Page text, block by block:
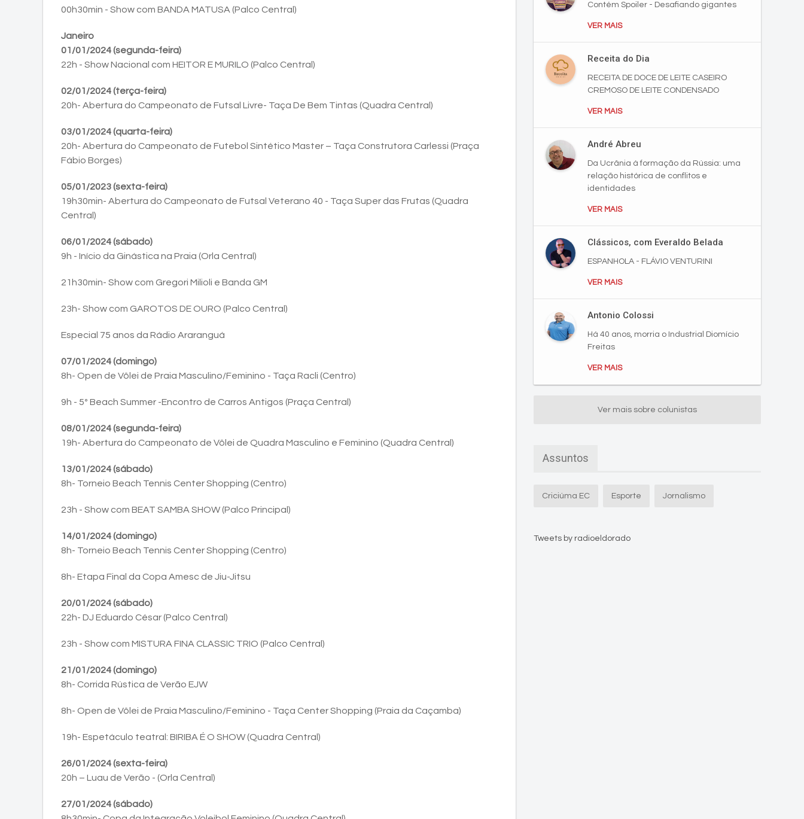
00h30min - Show com BANDA MATUSA (Palco Central)
Janeiro
01/01/2024 (segunda-feira)
22h - Show Nacional com HEITOR E MURILO (Palco Central)
02/01/2024 (terça-feira)
20h- Abertura do Campeonato de Futsal Livre- Taça De Bem Tintas (Quadra Central)
03/01/2024 (quarta-feira)
20h- Abertura do Campeonato de Futebol Sintético Master – Taça Construtora Carlessi (Praça
Fábio Borges)
05/01/2023 (sexta-feira)
19h30min- Abertura do Campeonato de Futsal Veterano 40 - Taça Super das Frutas (Quadra
Central)
06/01/2024 (sábado)
9h - Início da Ginástica na Praia (Orla Central)
21h30min- Show com Gregori Milioli e Banda GM
23h- Show com GAROTOS DE OURO (Palco Central)
Especial 75 anos da Rádio Araranguá
07/01/2024 (domingo)
8h- Open de Vôlei de Praia Masculino/Feminino - Taça Racli (Centro)
9h - 5º Beach Summer -Encontro de Carros Antigos (Praça Central)
08/01/2024 (segunda-feira)
19h- Abertura do Campeonato de Vôlei de Quadra Masculino e Feminino (Quadra Central)
13/01/2024 (sábado)
8h- Torneio Beach Tennis Center Shopping (Centro)
23h - Show com BEAT SAMBA SHOW (Palco Principal)
14/01/2024 (domingo)
8h- Torneio Beach Tennis Center Shopping (Centro)
8h- Etapa Final da Copa Amesc de Jiu-Jitsu
20/01/2024 (sábado)
22h- DJ Eduardo César (Palco Central)
23h - Show com MISTURA FINA CLASSIC TRIO (Palco Central)
21/01/2024 (domingo)
8h- Corrida Rústica de Verão EJW
8h- Open de Vôlei de Praia Masculino/Feminino - Taça Center Shopping (Praia da Caçamba)
19h- Espetáculo teatral: BIRIBA É O SHOW (Quadra Central)
26/01/2024 (sexta-feira)
20h – Luau de Verão - (Orla Central)
27/01/2024 (sábado)
Contém Spoiler - Desafiando gigantes
VER MAIS
Receita do Dia
RECEITA DE DOCE DE LEITE CASEIRO
CREMOSO DE LEITE CONDENSADO
VER MAIS
André Abreu
Da Ucrânia à formação da Rússia: uma
relação histórica de conflitos e
identidades
VER MAIS
Clássicos, com Everaldo Belada
ESPANHOLA - FLÁVIO VENTURINI
VER MAIS
Antonio Colossi
Há 40 anos, morria o Industrial Diomício
Freitas
VER MAIS
Ver mais sobre colunistas
Assuntos
Criciúma EC Esporte Jornalismo
Tweets by radioeldorado